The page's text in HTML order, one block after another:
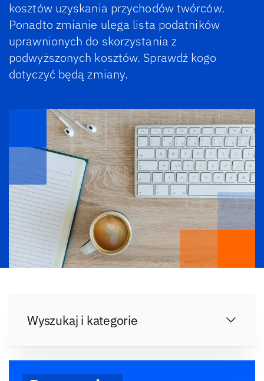
kosztów uzyskania przychodów twórców.
Ponadto zmianie ulega lista podatników
uprawnionych do skorzystania z
podwyższonych kosztów. Sprawdź kogo
dotyczyć będą zmiany.
Wyszukaj i kategorie